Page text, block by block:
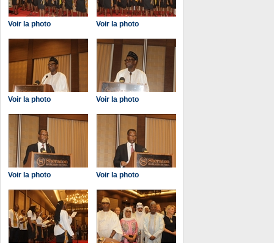
Voir la photo Voir la photo
Voir la photo Voir la photo
Voir la photo Voir la photo